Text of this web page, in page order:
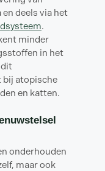
deels via het
.
minder
in het
dit
bij atopische
en katten.
onderhouden
maar ook